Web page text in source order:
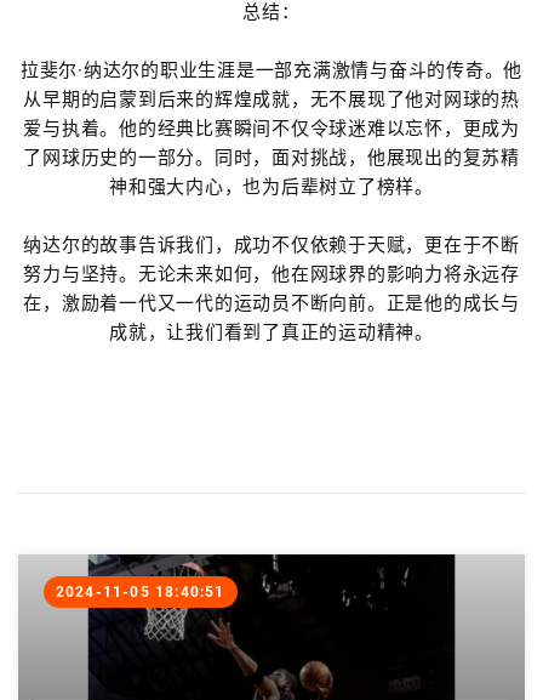
总结：
拉斐尔·纳达尔的职业生涯是一部充满激情与奋斗的传奇。他
从早期的启蒙到后来的辉煌成就，无不展现了他对网球的热
爱与执着。他的经典比赛瞬间不仅令球迷难以忘怀，更成为
了网球历史的一部分。同时，面对挑战，他展现出的复苏精
神和强大内心，也为后辈树立了榜样。
纳达尔的故事告诉我们，成功不仅依赖于天赋，更在于不断
努力与坚持。无论未来如何，他在网球界的影响力将永远存
在，激励着一代又一代的运动员不断向前。正是他的成长与
成就，让我们看到了真正的运动精神。
2024-11-05 18:40:51